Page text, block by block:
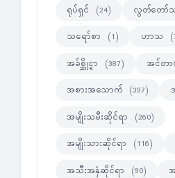
ရုပ်ရှင် (24) လွတ်တော်
သရော်စာ (1) ဟာသ
အခ်စ္ဆိုင္ရာ (387) အင်တာ
အစားအသောက် (397)
အမျိုးသမီးဆိုင်ရာ (260)
အမျိုးသားဆိုင်ရာ (116)
အသီးအနှံဆိုင်ရာ (90)